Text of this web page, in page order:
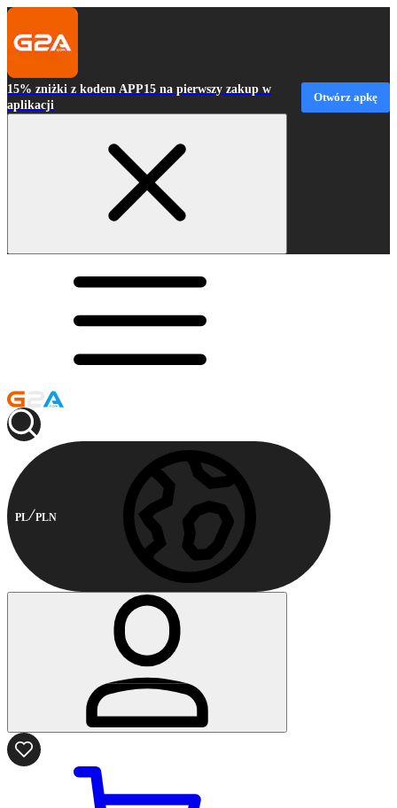
15% zniżki z kodem APP15 na pierwszy zakup w
aplikacji
Otwórz apkę
PL PLN